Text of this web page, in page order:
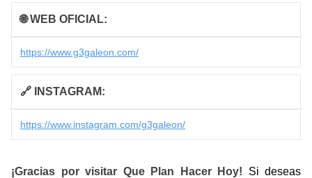
🌐 WEB OFICIAL:
https://www.g3galeon.com/
🔗 INSTAGRAM:
https://www.instagram.com/g3galeon/
¡Gracias por visitar Que Plan Hacer Hoy! Si deseas